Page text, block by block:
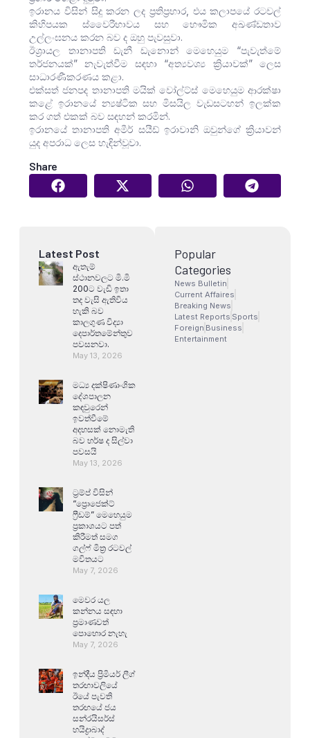
ඉරානය විසින් සිදු කරන ලද ප්‍රතිප්‍රහාර, එය කලාපයේ රටවල්
කිහිපයක ස්වෛරීභාවය සහ භෞමික අඛණ්ඩතාව
උල්ලංඝනය කරන බව ද ඔහු පැවසුවා.
ඊශ්‍රායල තානාපති ඩැනී ඩැනොන් මෙහෙයුම “පැවැත්මේ
තර්ජනයක්” නැවැත්වීම සඳහා “අත්‍යවශ්‍ය ක්‍රියාවක්” ලෙස
සාධාරණීකරණය කළා.
එක්සත් ජනපද තානාපති මයික් වෝල්ට්ස් මෙහෙයුම ආරක්ෂා
කළේ ඉරානයේ න්‍යෂ්ටික සහ මිසයිල වැඩසටහන් ඉලක්ක
කර ගත් එකක් බව සඳහන් කරමින්.
ඉරානයේ තානාපති අමීර් සයීඩ් ඉරාවානි ඔවුන්ගේ ක්‍රියාවන්
යුද අපරාධ ලෙස හැඳින්වූවා.
Share
Latest Post
ඇතැම්
ස්ථානවලට මි.මි
200ට වැඩි ඉතා
තද වැසි ඇතිවිය
හැකි බව
කාලගුණ විද්‍යා
දෙපාර්තමේන්තුව
පවසනවා.
May 13, 2026
මධ්‍ය දක්ෂිණාංශික
දේශපාලන
කඳවුරෙන්
ඉවත්වීමේ
අදහසක් නොමැති
බව හර්ෂ ද සිල්වා
පවසයි
May 13, 2026
ට්‍රම්ප් විසින්
“ප්‍රොජෙක්ට්
ෆ්‍රීඩම්” මෙහෙයුම
ප්‍රකාශයට පත්
කිරීමත් සමග
ගල්ෆ් මිත්‍ර රටවල්
මවිතයට
May 7, 2026
මෙවර යල
කන්නය සඳහා
ප්‍රමාණවත්
පොහොර නැහැ
May 7, 2026
ඉන්දීය ප්‍රිමියර් ලීග්
තරඟාවලියේ
ඊයේ පැවති
තරඟයේ ජය
සන්රයිසර්ස්
හයිද්‍රාබාද්
Popular
Categories
News Bulletin
Current Affaires
Breaking News
Latest Reports Sports
Foreign Business
Entertainment